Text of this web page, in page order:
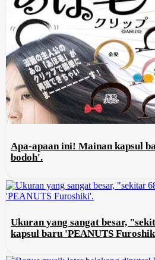
Apa-apaan ini! Mainan kapsul
bodoh'.
Ukuran yang sangat besar,
kapsul baru 'PEANUTS